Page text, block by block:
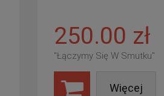
250.00 zł
"Łączymy Się W Smutku"
Więcej